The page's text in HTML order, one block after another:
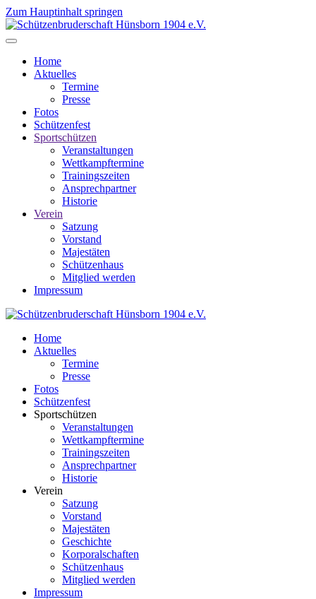
Zum Hauptinhalt springen
Home
Aktuelles
Termine
Presse
Fotos
Schützenfest
Sportschützen
Veranstaltungen
Wettkampftermine
Trainingszeiten
Ansprechpartner
Historie
Verein
Satzung
Vorstand
Majestäten
Schützenhaus
Mitglied werden
Impressum
Home
Aktuelles
Termine
Presse
Fotos
Schützenfest
Sportschützen
Veranstaltungen
Wettkampftermine
Trainingszeiten
Ansprechpartner
Historie
Verein
Satzung
Vorstand
Majestäten
Geschichte
Korporalschaften
Schützenhaus
Mitglied werden
Impressum